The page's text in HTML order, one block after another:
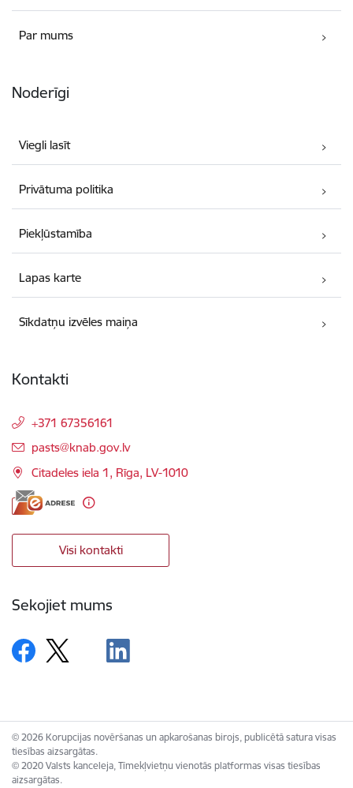
Par mums
Noderīgi
Viegli lasīt
Privātuma politika
Piekļūstamība
Lapas karte
Sīkdatņu izvēles maiņa
Kontakti
+371 67356161
E-pasts:
pasts@knab.gov.lv
Citadeles iela 1, Rīga, LV-1010
Visi kontakti
Sekojiet mums
© 2026 Korupcijas novēršanas un apkarošanas birojs, publicētā satura visas
tiesības aizsargātas.
© 2020 Valsts kanceleja, Tīmekļvietņu vienotās platformas visas tiesības
aizsargātas.